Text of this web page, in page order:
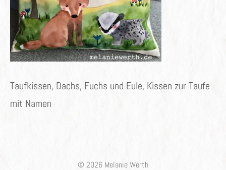
Taufkissen, Dachs, Fuchs und Eule, Kissen zur Taufe
mit Namen
© 2026 Melanie Werth